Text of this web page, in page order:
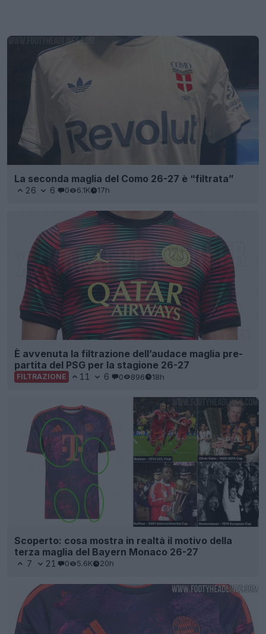
La seconda maglia del Como 26-27 è “filtrata”
26 6 0 6.1K 17h
È avvenuta la filtrazione dell’audace maglia pre-
partita del PSG per la stagione 26-27
FILTRAZIONE 11 6 0 896 18h
Scoperto: cosa mostra in realtà il motivo della
terza maglia del Bayern Monaco 26-27
7 21 0 5.6K 20h